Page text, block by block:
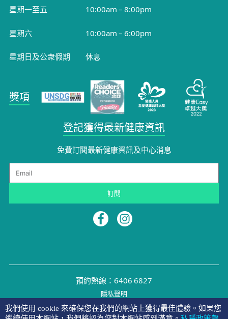
星期一至五 10:00am – 8:00pm
星期六 10:00am – 6:00pm
星期日及公衆假期 休息
登記獲得最新健康資訊
免費訂閱最新健康資訊及中心消息
Email
訂閱
獎項
預約熱線：6406 6827
©2026 NYMG
隱私聲明
我們使用 cookie 來確保您在我們的網站上獲得最佳體驗。如果您